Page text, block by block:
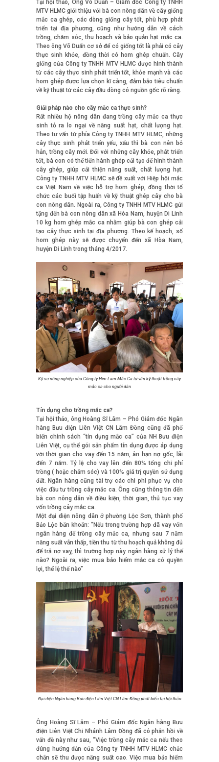
Tại hội thảo, Ông Võ Duẩn – Giám đốc Công ty TNHH
MTV HLMC giới thiệu với bà con nông dân về cây giống
mắc ca ghép, các dòng giống cây tốt, phù hợp phát
triển tại địa phương, cũng như hướng dẫn về cách
trồng, chăm sóc, thu hoạch và bảo quản hạt mắc ca.
Theo ông Võ Duẩn cơ sở để có giống tốt là phải có cây
thực sinh khỏe, đồng thời có hom ghép chuẩn. Cây
giống của Công ty TNHH MTV HLMC được hình thành
từ các cây thực sinh phát triển tốt, khỏe mạnh và các
hom ghép được lựa chọn kĩ càng, đảm bảo tiêu chuẩn
về kỹ thuật từ các cây đầu dòng có nguồn gốc rõ ràng.
Giải pháp nào cho cây mắc ca thực sinh?
Rất nhiều hộ nông dân đang trồng cây mắc ca thực
sinh tỏ ra lo ngại về năng suất hạt, chất lượng hạt.
Theo tư vấn từ phía Công ty TNHH MTV HLMC, những
cây thực sinh phát triển yếu, xấu thì bà con nên bỏ
hẳn, trồng cây mới. Đối với những cây khỏe, phát triển
tốt, bà con có thể tiến hành ghép cải tạo để hình thành
cây ghép, giúp cải thiện năng suất, chất lượng hạt.
Công ty TNHH MTV HLMC sẽ đề xuất với Hiệp hội mắc
ca Việt Nam về việc hỗ trợ hom ghép, đồng thời tổ
chức các buổi tập huấn về kỹ thuật ghép cây cho bà
con nông dân. Ngoài ra, Công ty TNHH MTV HLMC gửi
tặng đến bà con nông dân xã Hòa Nam, huyện Di Linh
10 kg hom ghép mắc ca nhằm giúp bà con ghép cải
tạo cây thực sinh tại địa phương. Theo kế hoạch, số
hom ghép này sẽ được chuyển đến xã Hòa Nam,
huyện Di Linh trong tháng 4/2017.
Kỹ sư nông nghiệp của Công ty Him Lam Mắc Ca tư vấn kỹ thuật trồng cây
mắc ca cho người dân
Tín dụng cho trồng mắc ca?
Tại hội thảo, ông Hoàng Sĩ Lâm – Phó Giám đốc Ngân
hàng Bưu điện Liên Việt CN Lâm Đồng cũng đã phổ
biến chính sách “tín dụng mắc ca” của NH Bưu điện
Liên Việt, cụ thể gói sản phẩm tín dụng được áp dụng
với thời gian cho vay đến 15 năm, ân hạn nợ gốc, lãi
đến 7 năm. Tỷ lệ cho vay lên đến 80% tổng chi phí
trồng ( hoặc chăm sóc) và 100% giá trị quyền sử dụng
đất. Ngân hàng cũng tài trợ các chi phí phục vụ cho
việc đầu tư trồng cây mắc ca. Ông cũng thông tin đến
bà con nông dân về điều kiện, thời gian, thủ tục vay
vốn trồng cây mắc ca.
Một đại diện nông dân ở phường Lộc Sơn, thành phố
Bảo Lộc băn khoăn: “Nếu trong trường hợp đã vay vốn
ngân hàng để trồng cây mắc ca, nhưng sau 7 năm
năng suất vẫn thấp, tiền thu từ thu hoạch quả không đủ
để trả nợ vay, thì trường hợp này ngân hàng xử lý thế
nào? Ngoài ra, việc mua bảo hiểm mắc ca có quyền
lợi, thể lệ thế nào”
Đại diện Ngân hàng Bưu điện Liên Việt CN Lâm Đồng phát biểu tại hội thảo
Ông Hoàng Sĩ Lâm – Phó Giám đốc Ngân hàng Bưu
điện Liên Việt Chi Nhánh Lâm Đồng đã có phản hồi về
vấn đề này như sau, “Việc trồng cây mắc ca nếu theo
đúng hướng dẫn của Công ty TNHH MTV HLMC chắc
chắn sẽ thu được năng suất cao. Việc mua bảo hiểm